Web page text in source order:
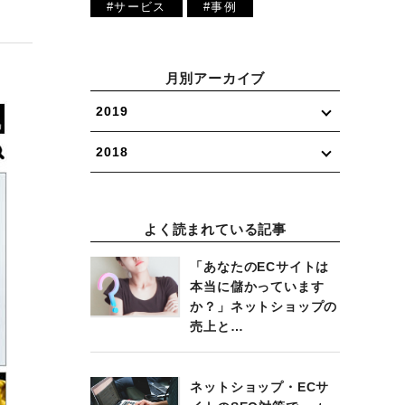
#サービス #事例
月別アーカイブ
2019
2018
よく読まれている記事
「あなたのECサイトは
本当に儲かっています
か？」ネットショップの
売上と…
ネットショップ・ECサ